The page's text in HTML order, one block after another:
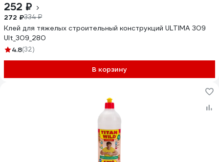
252 ₽
272 ₽334 ₽
Клей для тяжелых строительный конструкций ULTIMA 309
Ult_309_280
4.8(32)
В корзину